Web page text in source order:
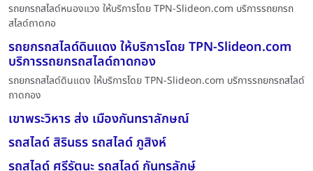
รถยกรถสไลด์หนองแวง ให้บริการโดย TPN-Slideon.com บริการรถยกรถ
สไลด์ถาดกอ
รถยกรถสไลด์ดินแดง ให้บริการโดย TPN-Slideon.com
บริการรถยกรถสไลด์ถาดกอง
รถยกรถสไลด์ดินแดง ให้บริการโดย TPN-Slideon.com บริการรถยกรถสไลด์
ถาดกอง
เขาพระวิหาร ส่ง เมืองกันทราลักษณ์
รถสไลด์ สิรินธร รถสไลด์ ภูสิงห์
รถสไลด์ ศรีรัตนะ รถสไลด์ กันทรลักษ์